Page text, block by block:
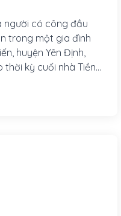
người có công đầu
trong một gia đình
huyện Yên Định,
thời kỳ cuối nhà Tiền